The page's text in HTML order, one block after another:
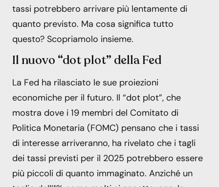
tassi potrebbero arrivare più lentamente di
quanto previsto. Ma cosa significa tutto
questo? Scopriamolo insieme.
Il nuovo “dot plot” della Fed
La Fed ha rilasciato le sue proiezioni
economiche per il futuro. Il “dot plot”, che
mostra dove i 19 membri del Comitato di
Politica Monetaria (FOMC) pensano che i tassi
di interesse arriveranno, ha rivelato che i tagli
dei tassi previsti per il 2025 potrebbero essere
più piccoli di quanto immaginato. Anziché un